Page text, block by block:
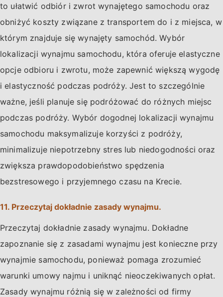
to ułatwić odbiór i zwrot wynajętego samochodu oraz
obniżyć koszty związane z transportem do i z miejsca, w
którym znajduje się wynajęty samochód. Wybór
lokalizacji wynajmu samochodu, która oferuje elastyczne
opcje odbioru i zwrotu, może zapewnić większą wygodę
i elastyczność podczas podróży. Jest to szczególnie
ważne, jeśli planuje się podróżować do różnych miejsc
podczas podróży. Wybór dogodnej lokalizacji wynajmu
samochodu maksymalizuje korzyści z podróży,
minimalizuje niepotrzebny stres lub niedogodności oraz
zwiększa prawdopodobieństwo spędzenia
bezstresowego i przyjemnego czasu na Krecie.
11. Przeczytaj dokładnie zasady wynajmu.
Przeczytaj dokładnie zasady wynajmu. Dokładne
zapoznanie się z zasadami wynajmu jest konieczne przy
wynajmie samochodu, ponieważ pomaga zrozumieć
warunki umowy najmu i uniknąć nieoczekiwanych opłat.
Zasady wynajmu różnią się w zależności od firmy